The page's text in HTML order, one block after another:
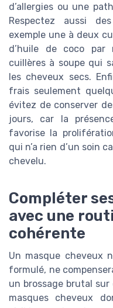
d’allergies ou une
Respectez aussi
exemple une à deux
d’huile de coco par
cuillères à soupe qui
les cheveux secs.
frais seulement
évitez de conserver
jours, car la
favorise la
qui n’a rien d’un soin
chevelu.
Compléter
avec une
cohérente
Un masque cheveux
formulé, ne
un brossage brutal
masques cheveux